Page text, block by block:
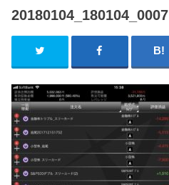
20180104_180104_0007